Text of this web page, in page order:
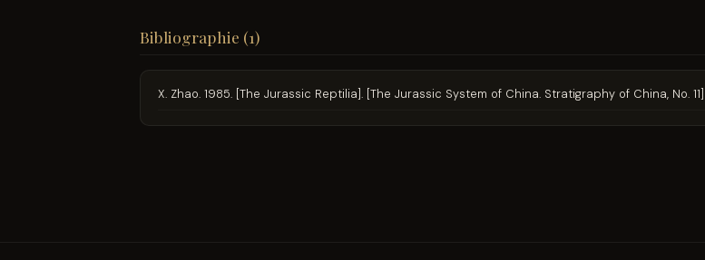
Bibliographie (1)
X. Zhao. 1985. [The Jurassic Reptilia]. [The Jurassic System of China. Stratigraphy of China, No. 11]